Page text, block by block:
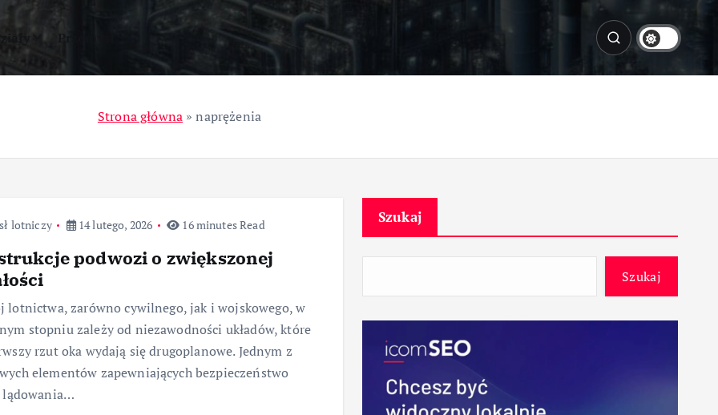
Przemysł
Strona główna »naprężenia
lotniczy 14 lutego, 2026 16 minutes Read
podwozi o zwiększonej
lotnictwa, zarówno cywilnego, jak i wojskowego, w
stopniu zależy od niezawodności układów, które
rzut oka wydają się drugoplanowe. Jednym z
elementów zapewniających bezpieczeństwo
lądowania…
Szukaj
Szukaj